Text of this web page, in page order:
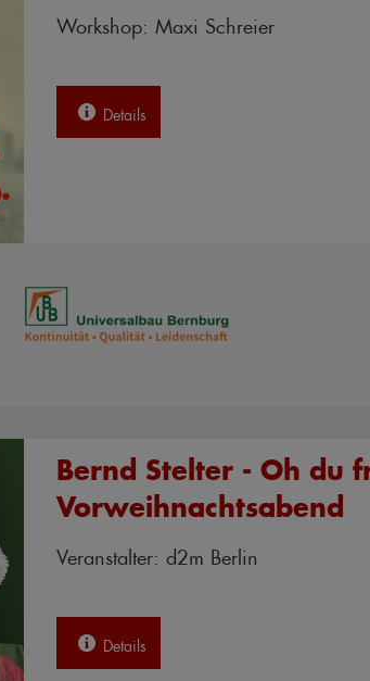
Workshop: Maxi Schreier
Details
Bernd Stelter - Oh du
Vorweihnachtsabend
Veranstalter: d2m Berlin
Details